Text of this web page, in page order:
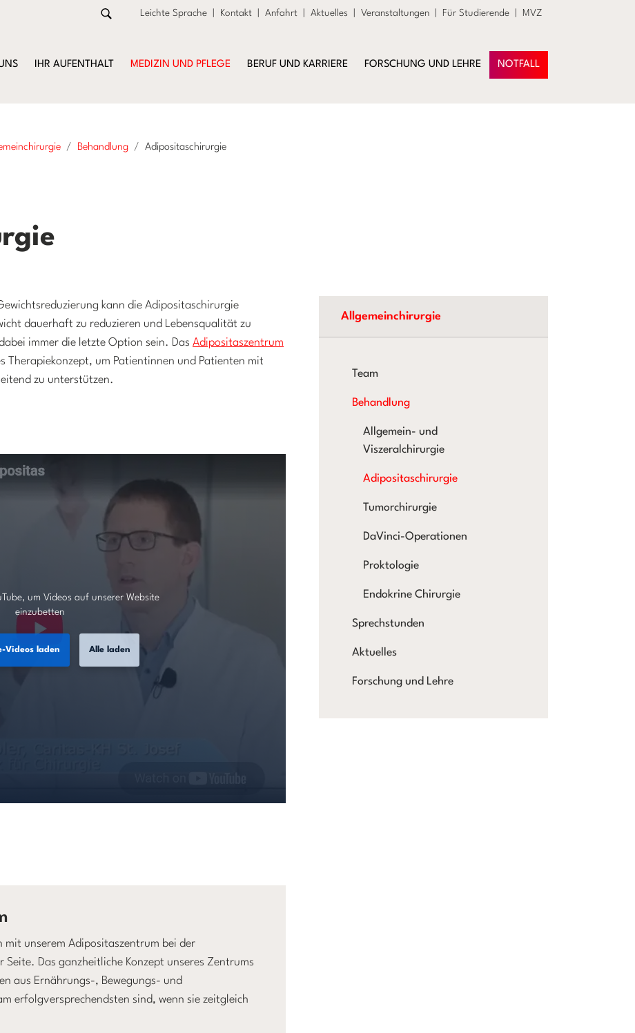
Leichte Sprache Kontakt Anfahrt Aktuelles Veranstaltungen Für Studierende MVZ
IHR AUFENTHALT MEDIZIN UND PFLEGE BERUF UND KARRIERE FORSCHUNG UND LEHRE NOTFALL
Behandlung Adipositaschirurgie
kann die Adipositaschirurgie
dauerhaft zu reduzieren und Lebensqualität zu
immer die letzte Option sein. Das Adipositaszentrum
Therapiekonzept, um Patientinnen und Patienten mit
zu unterstützen.
um Videos auf unserer Website
einzubetten
Videos laden Alle laden
unserem Adipositaszentrum bei der
Das ganzheitliche Konzept unseres Zentrums
aus Ernährungs-, Bewegungs- und
erfolgversprechendsten sind, wenn sie zeitgleich
Allgemeinchirurgie
Team
Behandlung
Allgemein- und
Viszeralchirurgie
Adipositaschirurgie
Tumorchirurgie
DaVinci-Operationen
Proktologie
Endokrine Chirurgie
Sprechstunden
Aktuelles
Forschung und Lehre